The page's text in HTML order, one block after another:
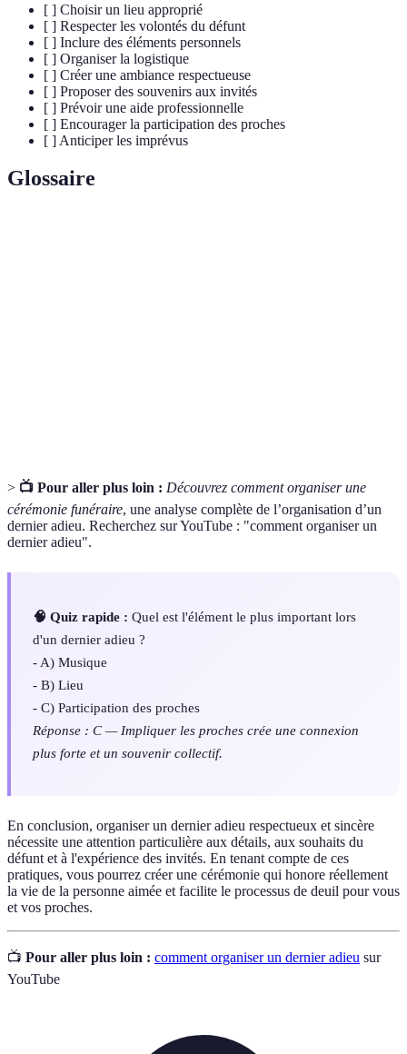
[ ] Choisir un lieu approprié
[ ] Respecter les volontés du défunt
[ ] Inclure des éléments personnels
[ ] Organiser la logistique
[ ] Créer une ambiance respectueuse
[ ] Proposer des souvenirs aux invités
[ ] Prévoir une aide professionnelle
[ ] Encourager la participation des proches
[ ] Anticiper les imprévus
Glossaire
> 📺 Pour aller plus loin : Découvrez comment organiser une
cérémonie funéraire, une analyse complète de l’organisation d’un
dernier adieu. Recherchez sur YouTube : "comment organiser un
dernier adieu".
🧠 Quiz rapide : Quel est l'élément le plus important lors
d'un dernier adieu ?
- A) Musique
- B) Lieu
- C) Participation des proches
Réponse : C — Impliquer les proches crée une connexion
plus forte et un souvenir collectif.
En conclusion, organiser un dernier adieu respectueux et sincère
nécessite une attention particulière aux détails, aux souhaits du
défunt et à l'expérience des invités. En tenant compte de ces
pratiques, vous pourrez créer une cérémonie qui honore réellement
la vie de la personne aimée et facilite le processus de deuil pour vous
et vos proches.
📺 Pour aller plus loin : comment organiser un dernier adieu sur
YouTube